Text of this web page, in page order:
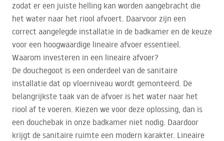
zodat er een juiste helling kan worden aangebracht die
het water naar het riool afvoert. Daarvoor zijn een
correct aangelegde installatie in de badkamer en de keuze
voor een hoogwaardige lineaire afvoer essentieel.
Waarom investeren in een lineaire afvoer?
De douchegoot is een onderdeel van de sanitaire
installatie dat op vloerniveau wordt gemonteerd. De
belangrijkste taak van de afvoer is het water naar het
riool af te voeren. Kiezen we voor deze oplossing, dan is
een douchebak in onze badkamer niet nodig. Daardoor
krijgt de sanitaire ruimte een modern karakter. Lineaire